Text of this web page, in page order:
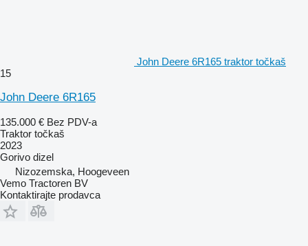
John Deere 6R165 traktor točkaš
15
John Deere 6R165
135.000 € Bez PDV-a
Traktor točkaš
2023
Gorivo dizel
Nizozemska, Hoogeveen
Vemo Tractoren BV
Kontaktirajte prodavca